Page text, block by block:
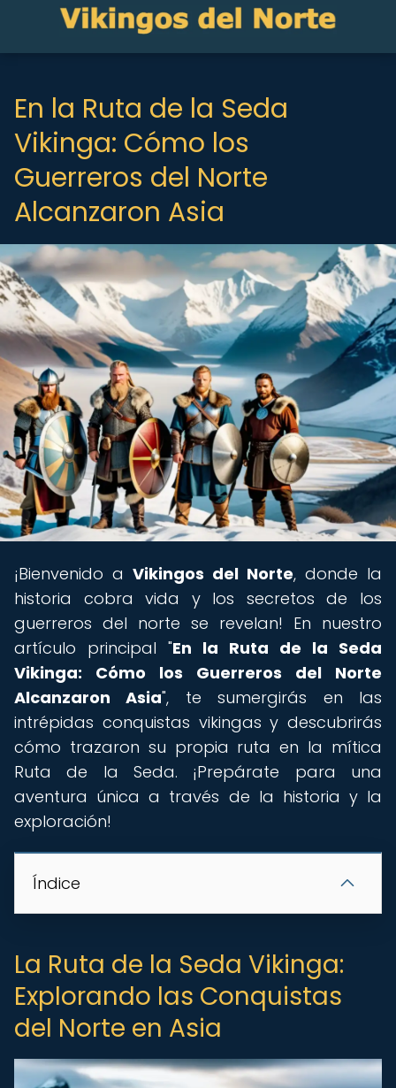
En la Ruta de la Seda
Vikinga: Cómo los
Guerreros del Norte
Alcanzaron Asia
¡Bienvenido a Vikingos del Norte, donde la
historia cobra vida y los secretos de los
guerreros del norte se revelan! En nuestro
artículo principal "En la Ruta de la Seda
Vikinga: Cómo los Guerreros del Norte
Alcanzaron Asia", te sumergirás en las
intrépidas conquistas vikingas y descubrirás
cómo trazaron su propia ruta en la mítica
Ruta de la Seda. ¡Prepárate para una
aventura única a través de la historia y la
exploración!
Índice
La Ruta de la Seda Vikinga:
Explorando las Conquistas
del Norte en Asia